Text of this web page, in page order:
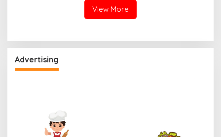
View More
Advertising